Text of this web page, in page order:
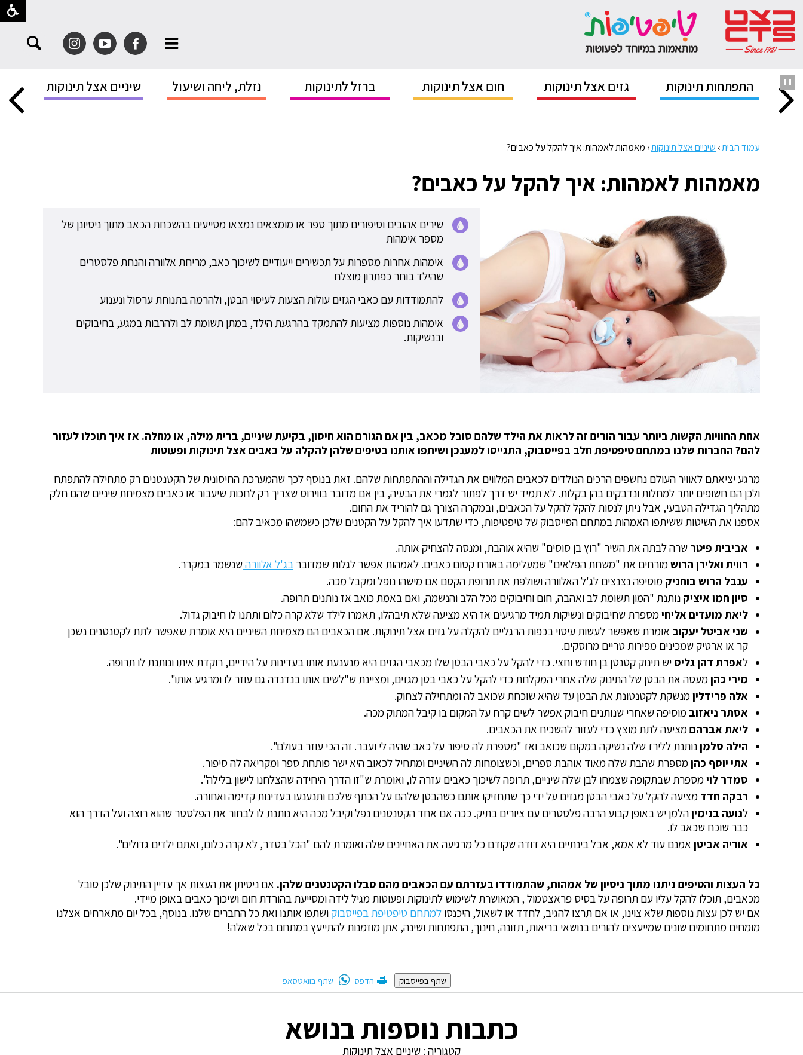
התפתחות תינוקות גזים אצל תינוקות חום אצל תינוקות ברזל לתינוקות נזלת, ליחה ושיעול שיניים אצל תינוקות
עמוד הבית› שיניים אצל תינוקות› מאמהות לאמהות: איך להקל על כאבים?
מאמהות לאמהות: איך להקל על כאבים?
שירים אהובים וסיפורים מתוך ספר או מומצאים נמצאו מסייעים בהשכחת הכאב מתוך ניסיונן של
מספר אימהות
אימהות אחרות מספרות על תכשירים ייעודיים לשיכוך כאב, מריחת אלוורה והנחת פלסטרים
שהילד בוחר כפתרון מוצלח
להתמודדות עם כאבי הגזים עולות הצעות לעיסוי הבטן, ולהרמה בתנוחת ערסול ונענוע
אימהות נוספות מציעות להתמקד בהרגעת הילד, במתן תשומת לב ולהרבות במגע, בחיבוקים
ובנשיקות.
אחת החוויות הקשות ביותר עבור הורים זה לראות את הילד שלהם סובל מכאב, בין אם הגורם הוא חיסון, בקיעת שיניים, ברית מילה, או מחלה. אז איך תוכלו לעזור
להם? החברות שלנו במתחם טיפטיפת חלב בפייסבוק, התגייסו למענכן ושיתפו אותנו בטיפים שלהן להקלה על כאבים אצל תינוקות ופעוטות
מרגע יציאתם לאוויר העולם נחשפים הרכים הנולדים לכאבים המלווים את הגדילה וההתפתחות שלהם. זאת בנוסף לכך שהמערכת החיסונית של הקטנטנים רק מתחילה להתפתח
ולכן הם חשופים יותר למחלות ונדבקים בהן בקלות. לא תמיד יש דרך לפתור לגמרי את הבעיה, בין אם מדובר בווירוס שצריך רק לחכות שיעבור או כאבים מצמיחת שיניים שהם חלק
מתהליך הגדילה הטבעי, אבל ניתן לנסות להקל להקל על הכאבים, ובמקרה הצורך גם להוריד את החום.
אספנו את השיטות ששיתפו האמהות במתחם הפייסבוק של טיפטיפות, כדי שתדעו איך להקל על הקטנים שלכן כשמשהו מכאיב להם:
אביבית פיטר שרה לבתה את השיר "רוץ בן סוסים" שהיא אוהבת, ומנסה להצחיק אותה.
רווית ואלירן הרושמורחים את "משחת הפלאים" שמעלימה באורח קסום כאבים. לאמהות אפשר לגלות שמדובר בג'ל אלוורהשנשמר במקרר.
ענבל הרוש בוחניק מוסיפה נצנצים לג'ל האלוורה ושולפת את תרופת הקסם אם מישהו נופל ומקבל מכה.
סיון חמו איציק נותנת "המון תשומת לב ואהבה, חום וחיבוקים מכל הלב והנשמה, ואם באמת כואב אז נותנים תרופה.
ליאת מועדים אליחימספרת שחיבוקים ונשיקות תמיד מרגיעים אז היא מציעה שלא תיבהלו, תאמרו לילד שלא קרה כלום ותתנו לו חיבוק גדול.
שני אביטל יעקוב אומרת שאפשר לעשות עיסוי בכפות הרגליים להקלה על גזים אצל תינוקות. אם הכאבים הם מצמיחת השיניים היא אומרת שאפשר לתת לקטנטנים נשכן
קר או ארטיק שמכינים מפירות טריים מרוסקים.
לאפרת דהן גליס יש תינוק קטנטן בן חודש וחצי. כדי להקל על כאבי הבטן שלו מכאבי הגזים היא מנענעת אותו בעדינות על הידיים, רוקדת איתו ונותנת לו תרופה.
מירי כהןמעסה את הבטן של התינוק שלה אחרי המקלחת כדי להקל על כאבי בטן מגזים, ומציינת ש"לשים אותו בנדנדה גם עוזר לו ומרגיע אותו".
אלה פרידליןמנשקת לקטנטונת את הבטן עד שהיא שוכחת שכואב לה ומתחילה לצחוק.
אסתר ניאזוב מוסיפה שאחרי שנותנים חיבוק אפשר לשים קרח על המקום בו קיבל המתוק מכה.
ליאת אברהםמציעה לתת מוצץ כדי לעזור להשכיח את הכאבים.
הילה סלמןנותנת ללירז שלה נשיקה במקום שכואב ואז "מספרת לה סיפור על כאב שהיה לי ועבר. זה הכי עוזר בעולם".
אתי יוסף כהןמספרת שהבת שלה מאוד אוהבת ספרים, וכשצומחות לה השיניים ומתחיל לכאוב היא ישר פותחת ספר ומקריאה לה סיפור.
סמדר לוימספרת שבתקופה שצמחו לבן שלה שיניים, תרופה לשיכוך כאבים עזרה לו, ואומרת ש"זו הדרך היחידה שהצלחנו לישון בלילה".
רבקה חדד מציעה להקל על כאבי הבטן מגזים על ידי כך שתחזיקו אותם כשהבטן שלהם על הכתף שלכם ותנענעו בעדינות קדימה ואחורה.
לנועה בנימיןהלמן יש באופן קבוע הרבה פלסטרים עם ציורים בתיק. ככה אם אחד הקטנטנים נפל וקיבל מכה היא נותנת לו לבחור את הפלסטר שהוא רוצה ועל הדרך הוא
כבר שוכח שכאב לו.
אוריה אביטן אמנם עוד לא אמא, אבל בינתיים היא דודה שקודם כל מרגיעה את האחיינים שלה ואומרת להם "הכל בסדר, לא קרה כלום, ואתם ילדים גדולים".
כל העצות והטיפים ניתנו מתוך ניסיון של אמהות, שהתמודדו בעזרתם עם הכאבים מהם סבלו הקטנטנים שלהן. אם ניסיתן את העצות אך עדיין התינוק שלכן סובל
מכאבים, תוכלו להקל עליו עם תרופה על בסיס פראצטמול , המאושרת לשימוש לתינוקות ופעוטות מגיל לידה ומסייעת בהורדת חום ושיכוך כאבים באופן מיידי.
אם יש לכן עצות נוספות שלא צוינו, או אם תרצו להגיב, לחדד או לשאול, היכנסו למתחם טיפטיפת בפייסבוק ושתפו אותנו ואת כל החברים שלנו. בנוסף, בכל יום מתארחים אצלנו
מומחים מתחומים שונים שמייעצים להורים בנושאי בריאות, תזונה, חינוך, התפתחות ושינה, אתן מוזמנות להתייעץ במתחם בכל שאלה!
שתף בפייסבוק הדפס שתף בוואטסאפ
כתבות נוספות בנושא
קטגוריה : שיניים אצל תינוקות